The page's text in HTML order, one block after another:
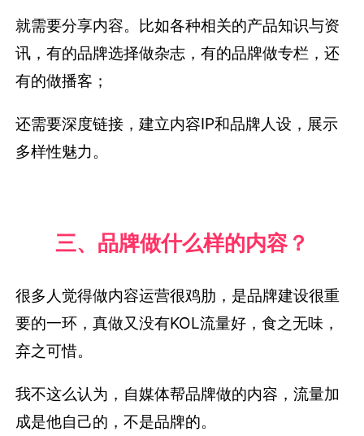
就需要分享内容。比如各种相关的产品知识与资
讯，有的品牌选择做杂志，有的品牌做专栏，还
有的做播客；
还需要深度链接，建立内容IP和品牌人设，展示
多样性魅力。
三、品牌做什么样的内容？
很多人觉得做内容运营很鸡肋，是品牌建设很重
要的一环，真做又没有KOL流量好，食之无味，
弃之可惜。
我不这么认为，自媒体帮品牌做的内容，流量加
成是他自己的，不是品牌的。